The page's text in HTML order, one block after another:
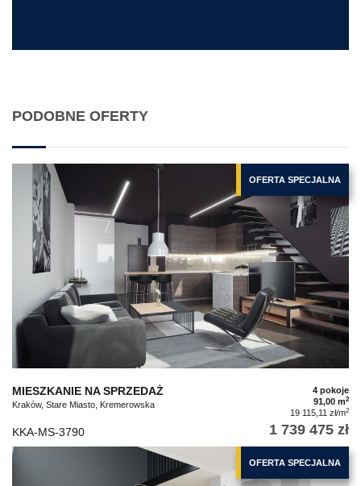
PODOBNE OFERTY
OFERTA SPECJALNA
MIESZKANIE NA SPRZEDAŻ
Kraków, Stare Miasto, Kremerowska
4 pokoje
91,00 m2
19 115,11 zł/m2
KKA-MS-3790 1 739 475 zł
OFERTA SPECJALNA